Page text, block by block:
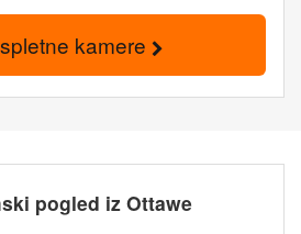
kamere
pogled iz Ottawe